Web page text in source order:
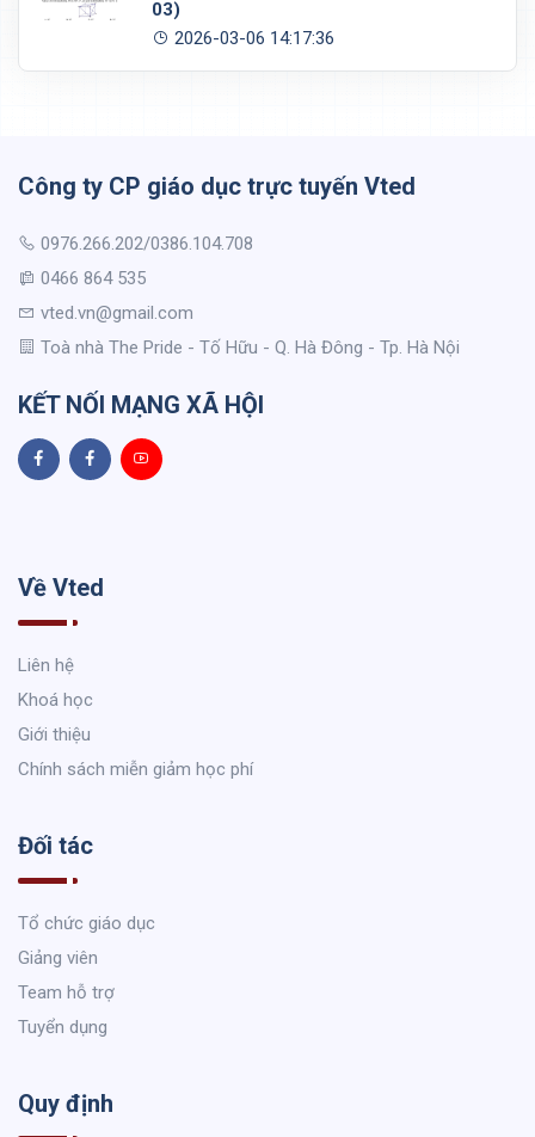
03)
2026-03-06 14:17:36
Công ty CP giáo dục trực tuyến Vted
0976.266.202/0386.104.708
0466 864 535
vted.vn@gmail.com
Toà nhà The Pride - Tố Hữu - Q. Hà Đông - Tp. Hà Nội
KẾT NỐI MẠNG XÃ HỘI
Về Vted
Liên hệ
Khoá học
Giới thiệu
Chính sách miễn giảm học phí
Đối tác
Tổ chức giáo dục
Giảng viên
Team hỗ trợ
Tuyển dụng
Quy định